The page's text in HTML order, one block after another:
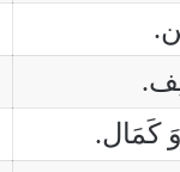
كَمَال.